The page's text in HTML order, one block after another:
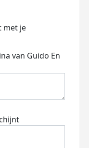
met je
van Guido En